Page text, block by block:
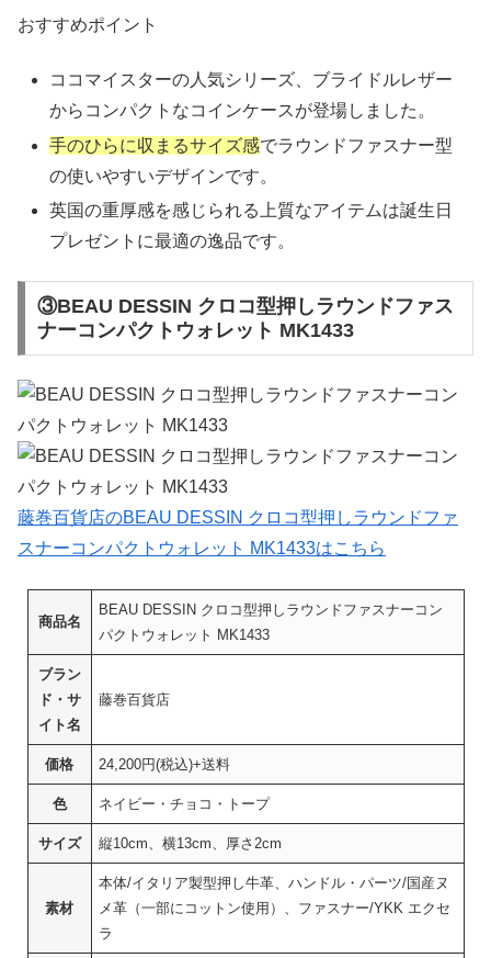
おすすめポイント
ココマイスターの人気シリーズ、ブライドルレザー
からコンパクトなコインケースが登場しました。
手のひらに収まるサイズ感でラウンドファスナー型
の使いやすいデザインです。
英国の重厚感を感じられる上質なアイテムは誕生日
プレゼントに最適の逸品です。
③BEAU DESSIN クロコ型押しラウンドファス
ナーコンパクトウォレット MK1433
藤巻百貨店のBEAU DESSIN クロコ型押しラウンドファ
スナーコンパクトウォレット MK1433はこちら
商品名
BEAU DESSIN クロコ型押しラウンドファスナーコン
パクトウォレット MK1433
ブラン
ド・サ
イト名
藤巻百貨店
価格 24,200円(税込)+送料
色 ネイビー・チョコ・トープ
サイズ 縦10cm、横13cm、厚さ2cm
素材
本体/イタリア製型押し牛革、ハンドル・パーツ/国産ヌ
メ革（一部にコットン使用）、ファスナー/YKK エクセ
ラ